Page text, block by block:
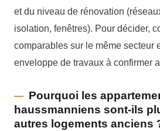
et du niveau de rénovation
isolation, fenêtres). Pour décider,
comparables sur le même secteur
enveloppe de travaux à confirmer
Pourquoi les
haussmanniens sont-ils
autres logements anciens